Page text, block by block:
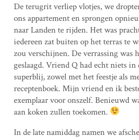
De terugrit verliep vlotjes, we
ons appartement en sprongen
naar Landen te rijden. Het was
iedereen zat buiten op het terras te
zou verschijnen. De verrassing was
geslaagd. Vriend Q had echt niets in
superblij, zowel met het feestje als
receptenboek. Mijn vriend en ik
exemplaar voor onszelf. Benieuwd
aan koken zullen toekomen.
In de late namiddag namen we